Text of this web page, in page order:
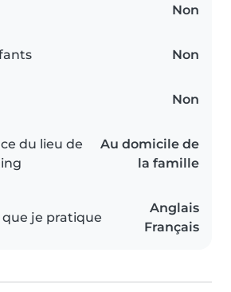
Non
Non
Non
du lieu de
Au domicile de
la famille
que je pratique
Anglais
Français